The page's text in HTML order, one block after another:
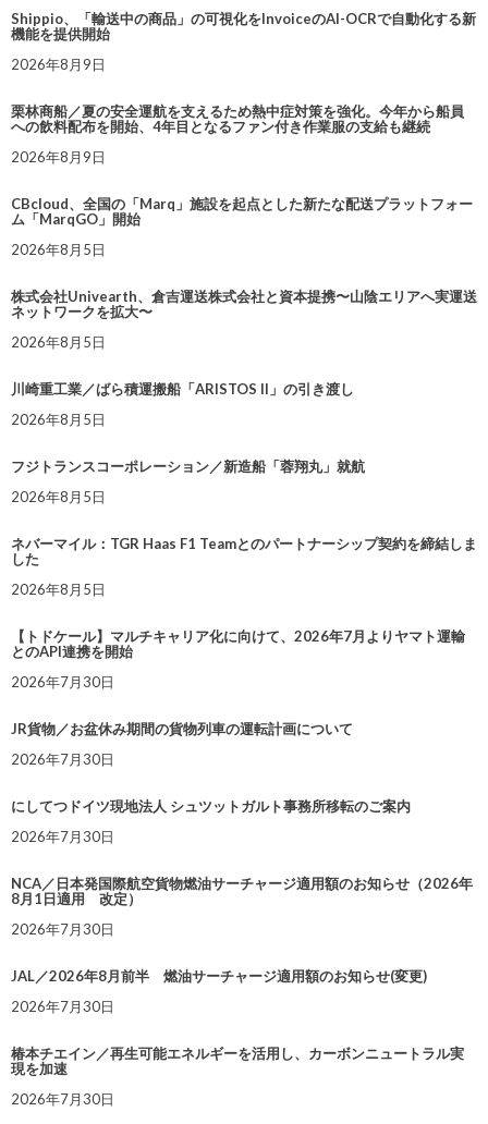
Shippio、「輸送中の商品」の可視化をInvoiceのAI-OCRで自動化する新
機能を提供開始
2026年8月9日
栗林商船／夏の安全運航を支えるため熱中症対策を強化。今年から船員
への飲料配布を開始、4年目となるファン付き作業服の支給も継続
2026年8月9日
CBcloud、全国の「Marq」施設を起点とした新たな配送プラットフォー
ム「MarqGO」開始
2026年8月5日
株式会社Univearth、倉吉運送株式会社と資本提携〜山陰エリアへ実運送
ネットワークを拡大〜
2026年8月5日
川崎重工業／ばら積運搬船「ARISTOS II」の引き渡し
2026年8月5日
フジトランスコーポレーション／新造船「蓉翔丸」就航
2026年8月5日
ネバーマイル：TGR Haas F1 Teamとのパートナーシップ契約を締結しま
した
2026年8月5日
【トドケール】マルチキャリア化に向けて、2026年7月よりヤマト運輸
とのAPI連携を開始
2026年7月30日
JR貨物／お盆休み期間の貨物列車の運転計画について
2026年7月30日
にしてつドイツ現地法人 シュツットガルト事務所移転のご案内
2026年7月30日
NCA／日本発国際航空貨物燃油サーチャージ適用額のお知らせ（2026年
8月1日適用 改定）
2026年7月30日
JAL／2026年8月前半 燃油サーチャージ適用額のお知らせ(変更)
2026年7月30日
椿本チエイン／再生可能エネルギーを活用し、カーボンニュートラル実
現を加速
2026年7月30日